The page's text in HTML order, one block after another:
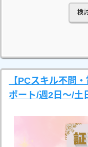
検
【PCスキル不問
ポート/週2日～/土